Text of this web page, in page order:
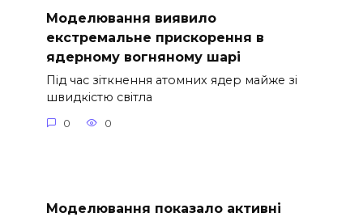
Моделювання виявило
екстремальне прискорення в
ядерному вогняному шарі
Під час зіткнення атомних ядер майже зі
швидкістю світла
0 0
Моделювання показало активні